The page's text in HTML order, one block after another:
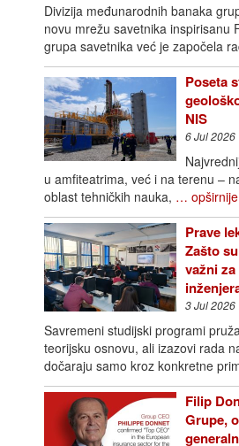
Divizija međunarodnih banaka
novu mrežu savetnika inspirisanu
grupa savetnika već je započela
Poseta
NIS
6 Jul 2026
u amfiteatrima, već i na terenu –
oblast tehničkih nauka, …
Prave
Zašto
važni
3 Jul 2026
Savremeni studijski programi
teorijsku osnovu, ali izazovi rada
dočaraju samo kroz konkretne
Filip
Grupe,